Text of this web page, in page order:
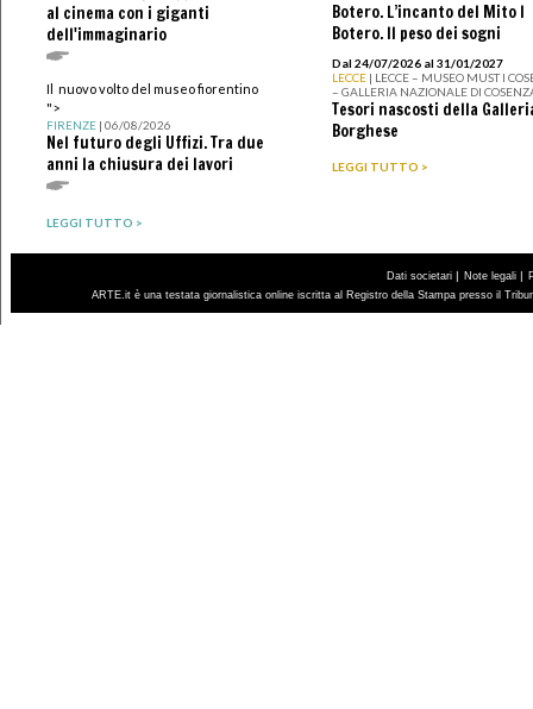
al cinema con i giganti
dell'immaginario
Il nuovo volto del museo fiorentino
">
FIRENZE| 06/08/2026
Nel futuro degli Uffizi. Tra due
anni la chiusura dei lavori
LEGGI TUTTO >
Botero. L’incanto del Mito I
Botero. Il peso dei sogni
Dal 24/07/2026 al 31/01/2027
LECCE | LECCE – MUSEO MUST I
– GALLERIA NAZIONALE DI
Tesori nascosti della
Borghese
LEGGI TUTTO >
Dati societari | Note legali |
ARTE.it è una testata giornalistica online iscritta al Registro della Stampa presso il